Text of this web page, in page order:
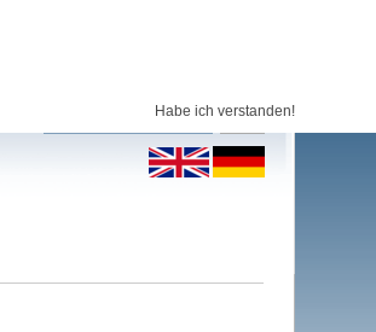
Habe ich verstanden!